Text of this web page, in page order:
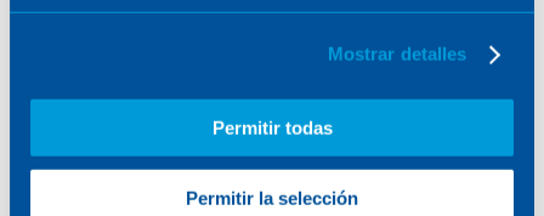
Mostrar detalles
Permitir todas
Permitir la selección
Jorge Vizcaya
Arquitecto en Sener